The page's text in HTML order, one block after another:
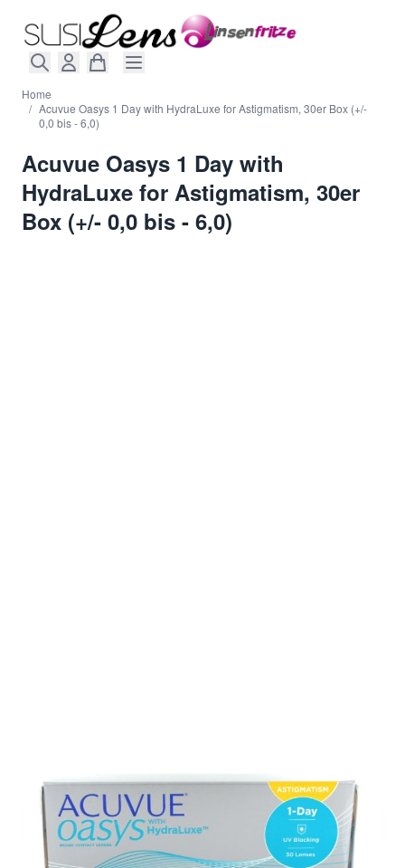
Home
/ Acuvue Oasys 1 Day with HydraLuxe for Astigmatism, 30er Box (+/-
0,0 bis - 6,0)
Acuvue Oasys 1 Day with
HydraLuxe for Astigmatism, 30er
Box (+/- 0,0 bis - 6,0)
Achse *